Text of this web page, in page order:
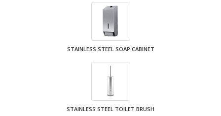
STAINLESS STEEL SOAP CABINET
STAINLESS STEEL TOILET BRUSH